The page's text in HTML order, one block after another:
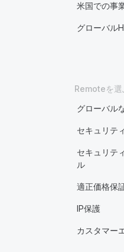
米国での事
グローバル
Remoteを選
グローバル
セキュリテ
セキュリテ
ル
適正価格保
IP保護
カスタマー